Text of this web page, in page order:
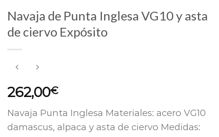
Navaja de Punta Inglesa VG10 y asta
de ciervo Expósito
262,00€
Navaja Punta Inglesa Materiales: acero VG10
damascus, alpaca y asta de ciervo Medidas: